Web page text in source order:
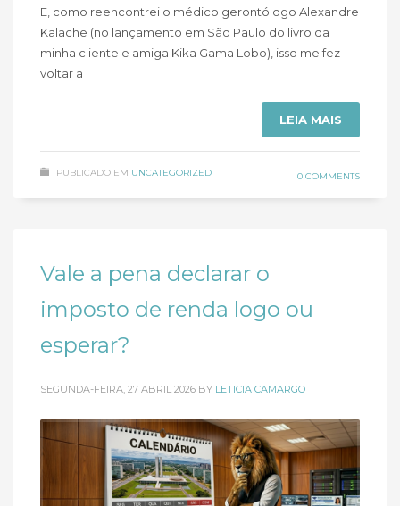
E, como reencontrei o médico gerontólogo Alexandre
Kalache (no lançamento em São Paulo do livro da
minha cliente e amiga Kika Gama Lobo), isso me fez
voltar a
LEIA MAIS
PUBLICADO EM UNCATEGORIZED 0 COMMENTS
Vale a pena declarar o
imposto de renda logo ou
esperar?
SEGUNDA-FEIRA, 27 ABRIL 2026 BY LETICIA CAMARGO